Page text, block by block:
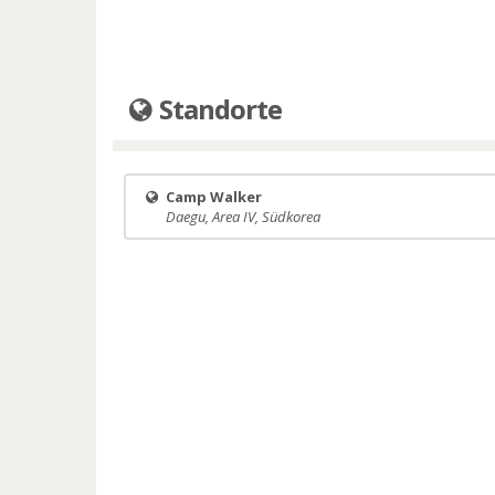
Standorte
Camp Walker
Daegu, Area IV, Südkorea